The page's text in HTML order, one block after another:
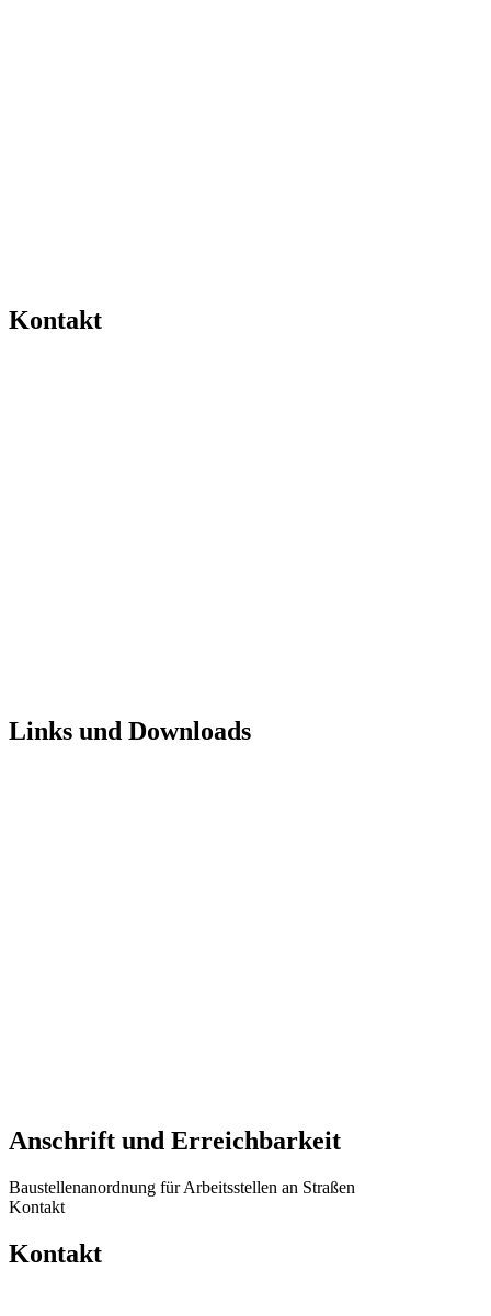
Kontakt
Links und Downloads
Anschrift und Erreichbarkeit
Baustellenanordnung für Arbeitsstellen an Straßen
Kontakt
Kontakt